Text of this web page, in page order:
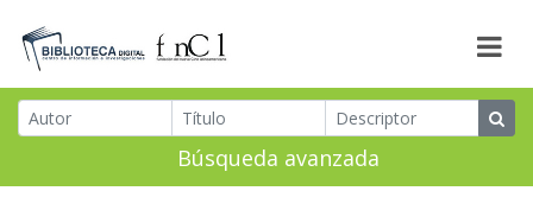
Búsqueda avanzada